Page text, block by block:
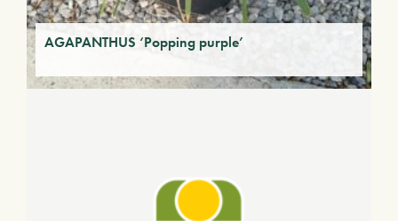
AGAPANTHUS ‘Popping purple’